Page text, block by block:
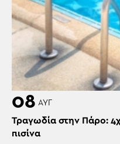
08 ΑΥΓ
Τραγωδία στην Πάρο:
πισίνα